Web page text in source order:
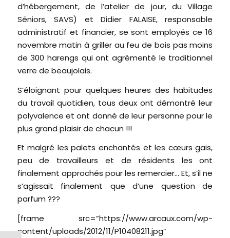
d’hébergement, de l’atelier de jour, du Village
Séniors, SAVS) et Didier FALAISE, responsable
administratif et financier, se sont employés ce 16
novembre matin à griller au feu de bois pas moins
de 300 harengs qui ont agrémenté le traditionnel
verre de beaujolais.
S’éloignant pour quelques heures des habitudes
du travail quotidien, tous deux ont démontré leur
polyvalence et ont donné de leur personne pour le
plus grand plaisir de chacun !!!
Et malgré les palets enchantés et les cœurs gais,
peu de travailleurs et de résidents les ont
finalement approchés pour les remercier… Et, s’il ne
s’agissait finalement que d’une question de
parfum ???
[frame src=”https://www.arcaux.com/wp-
content/uploads/2012/11/P10408211.jpg”